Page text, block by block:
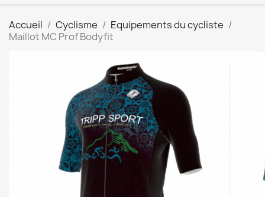
Accueil Cyclisme
Equipements du cycliste
Maillot MC Prof Bodyfit